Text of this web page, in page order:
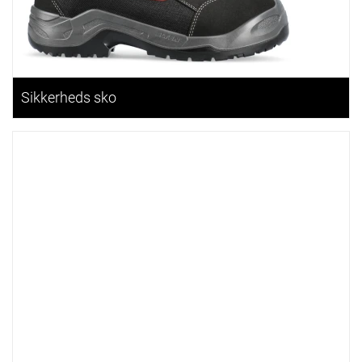
Sikkerheds sko